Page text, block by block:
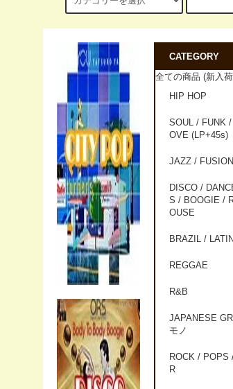
CATEGORY
全ての商品 (新入
HIP HOP
SOUL / FUNK
OVE (LP+45s)
JAZZ / FUSION
DISCO /
S / BOOGIE /
OUSE
BRAZIL /
REGGAE
R&B
JAPANESE
モノ
ROCK / POPS
R